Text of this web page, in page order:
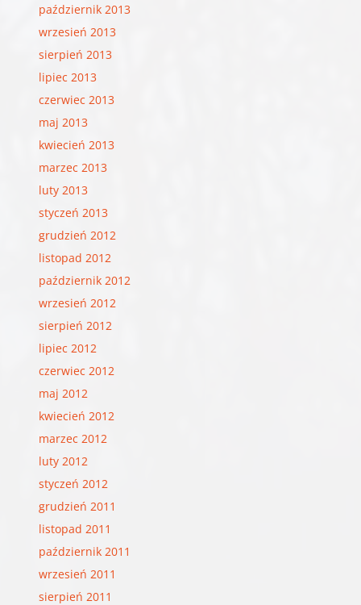
październik 2013
wrzesień 2013
sierpień 2013
lipiec 2013
czerwiec 2013
maj 2013
kwiecień 2013
marzec 2013
luty 2013
styczeń 2013
grudzień 2012
listopad 2012
październik 2012
wrzesień 2012
sierpień 2012
lipiec 2012
czerwiec 2012
maj 2012
kwiecień 2012
marzec 2012
luty 2012
styczeń 2012
grudzień 2011
listopad 2011
październik 2011
wrzesień 2011
sierpień 2011